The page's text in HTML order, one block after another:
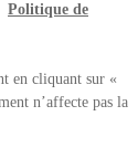
Politique de
en cliquant sur «
n’affecte pas la